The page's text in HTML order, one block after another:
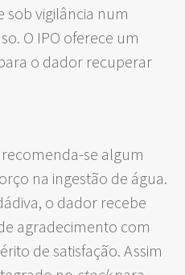
vigilância num
O IPO oferece um
o dador recuperar
recomenda-se algum
na ingestão de água.
o dador recebe
agradecimento com
de satisfação. Assim